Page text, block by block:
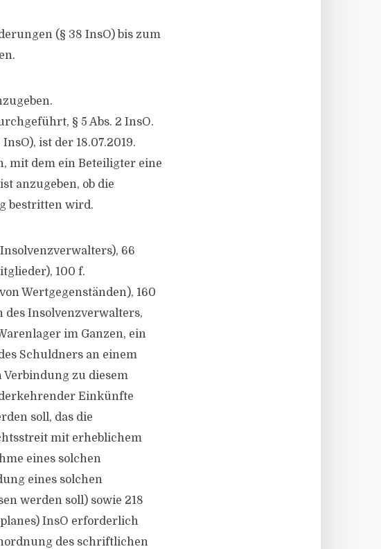
(§ 38 InsO) bis zum
§ 5 Abs. 2 InsO.
ist der 18.07.2019.
mit dem ein Beteiligter eine
anzugeben, ob die
bestritten wird.
66
100 f.
Wertgegenständen), 160
des Insolvenzverwalters,
im Ganzen, ein
Schuldners an einem
zu diesem
Einkünfte
soll, das die
mit erheblichem
eines solchen
eines solchen
werden soll) sowie 218
InsO erforderlich
des schriftlichen